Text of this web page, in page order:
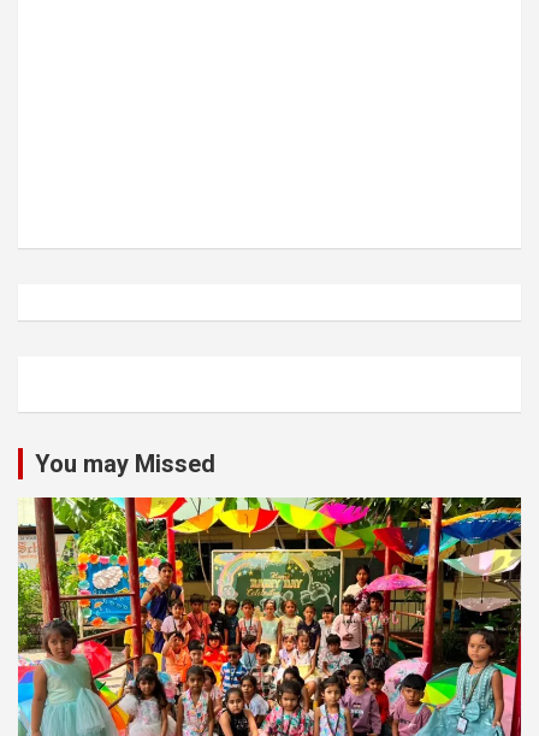
You may Missed